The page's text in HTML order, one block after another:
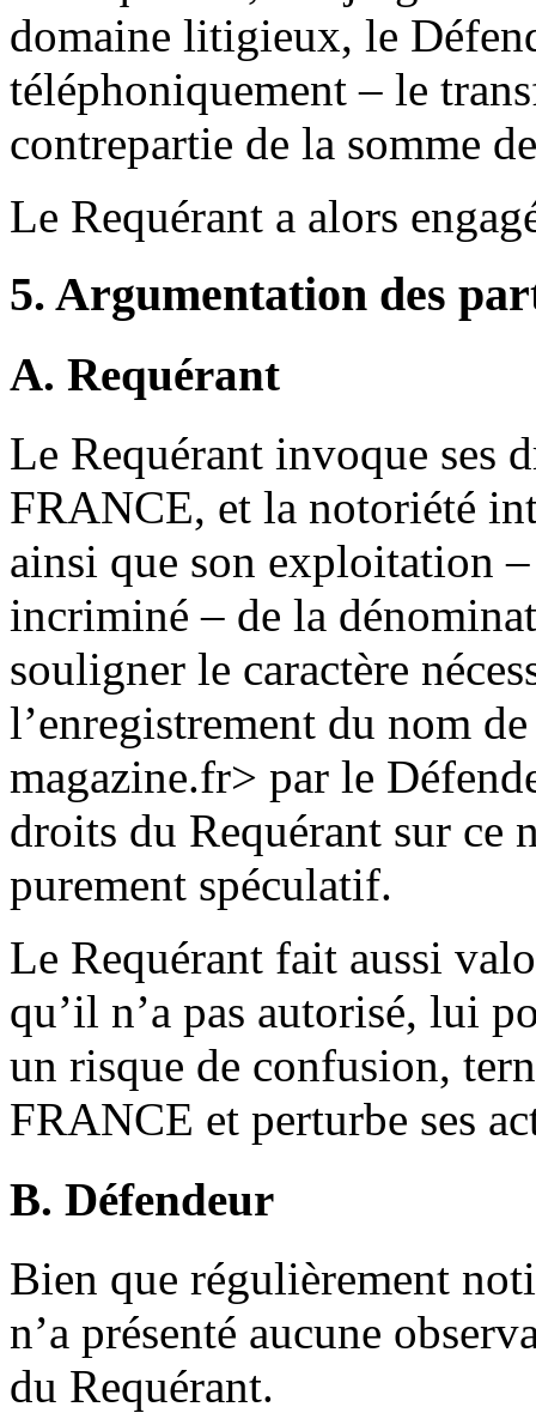
domaine litigieux, le
téléphoniquement – le
contrepartie de la somme
Le Requérant a alors
5. Argumentation des
A. Requérant
Le Requérant invoque ses
FRANCE, et la notoriété
ainsi que son exploitation
incriminé – de la
souligner le caractère
l’enregistrement du nom
magazine.fr> par le
droits du Requérant sur ce
purement spéculatif.
Le Requérant fait aussi
qu’il n’a pas autorisé, lui
un risque de confusion,
FRANCE et perturbe ses
B. Défendeur
Bien que régulièrement
n’a présenté aucune
du Requérant.